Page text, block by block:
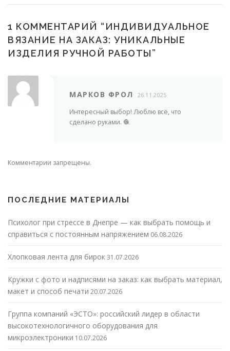
1 КОММЕНТАРИЙ “ ИНДИВИДУАЛЬНОЕ
ВЯЗАНИЕ НА ЗАКАЗ: УНИКАЛЬНЫЕ
ИЗДЕЛИЯ РУЧНОЙ РАБОТЫ”
МАРКОВ ФРОЛ 26.11.2025
Интересный выбор! Люблю всё, что
сделано руками. 🧶
Комментарии запрещены.
ПОСЛЕДНИЕ МАТЕРИАЛЫ
Психолог при стрессе в Днепре — как выбрать помощь и
справиться с постоянным напряжением 06.08.2026
Хлопковая лента для бирок 31.07.2026
Кружки с фото и надписями на заказ: как выбрать материал,
макет и способ печати 20.07.2026
Группа компаний «ЭСТО»: российский лидер в области
высокотехнологичного оборудования для
микроэлектроники 10.07.2026